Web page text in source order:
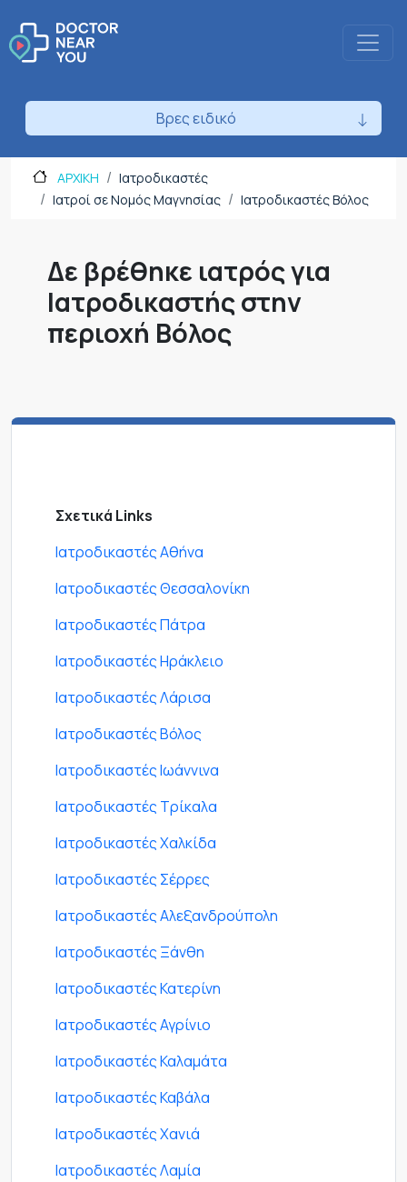
Βρες ειδικό
ΑΡΧΙΚΗ
Ιατροδικαστές
Ιατροί σε Νομός Μαγνησίας
Ιατροδικαστές Βόλος
Δε βρέθηκε ιατρός για
Ιατροδικαστής στην
περιοχή Βόλος
Σχετικά Links
Ιατροδικαστές Αθήνα
Ιατροδικαστές Θεσσαλονίκη
Ιατροδικαστές Πάτρα
Ιατροδικαστές Ηράκλειο
Ιατροδικαστές Λάρισα
Ιατροδικαστές Βόλος
Ιατροδικαστές Ιωάννινα
Ιατροδικαστές Τρίκαλα
Ιατροδικαστές Χαλκίδα
Ιατροδικαστές Σέρρες
Ιατροδικαστές Αλεξανδρούπολη
Ιατροδικαστές Ξάνθη
Ιατροδικαστές Κατερίνη
Ιατροδικαστές Αγρίνιο
Ιατροδικαστές Καλαμάτα
Ιατροδικαστές Καβάλα
Ιατροδικαστές Χανιά
Ιατροδικαστές Λαμία